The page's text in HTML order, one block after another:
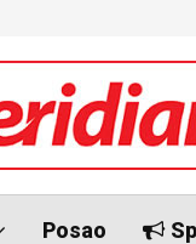
Posao